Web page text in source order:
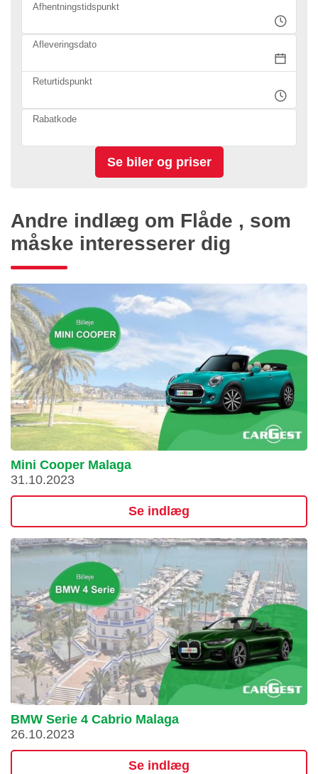
Afhentningstidspunkt
Afleveringsdato
Returtidspunkt
Rabatkode
Andre indlæg om Flåde , som
måske interesserer dig
Mini Cooper Malaga
31.10.2023
Se indlæg
BMW Serie 4 Cabrio Malaga
26.10.2023
Se indlæg